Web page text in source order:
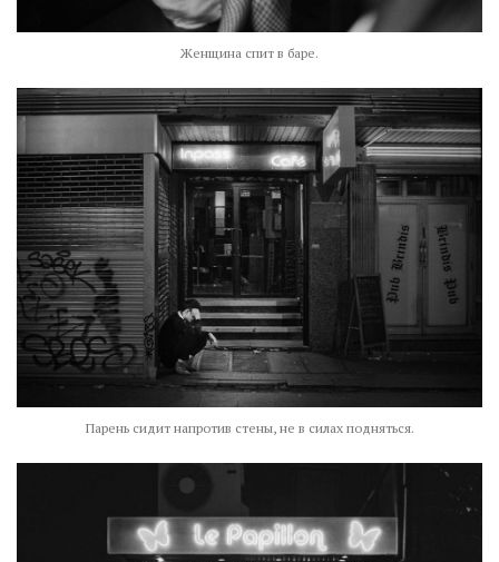
Женщина спит в баре.
Парень сидит напротив стены, не в силах подняться.